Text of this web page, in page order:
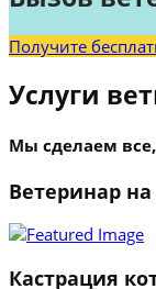
Получите
Услуги
Мы сделаем
Ветеринар
Кастрация